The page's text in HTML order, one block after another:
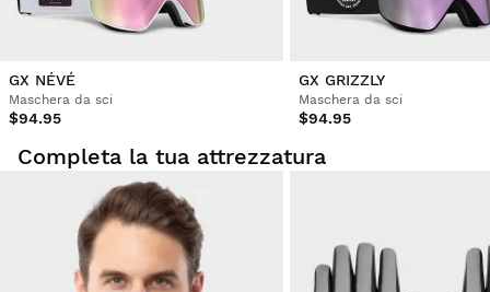
GX NÉVÉ
Maschera da sci
$94.95
GX GRIZZLY
Maschera da sci
$94.95
Completa la tua attrezzatura